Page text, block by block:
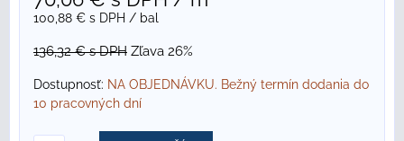
100,88 € s DPH / bal
136,32 €s DPH Zľava 26%
Dostupnosť: NA OBJEDNÁVKU. Bežný termín dodania do
10 pracovných dní